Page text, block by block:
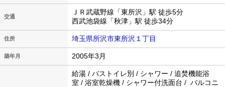
交通
ＪＲ武蔵野線「東所沢」駅 徒歩5分
西武池袋線「秋津」駅 徒歩34分
住所 埼玉県所沢市東所沢１丁目
築年月 2005年3月
給湯 / バストイレ別 / シャワー / 追焚機能浴
室 / 浴室乾燥機 / シャワー付洗面台 / バルコニ